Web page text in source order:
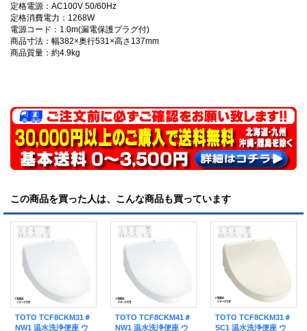
定格電源：AC100V 50/60Hz
定格消費電力：1268W
電源コード：1.0m(漏電保護プラグ付)
商品寸法：幅382×奥行531×高さ137mm
商品質量：約4.9kg
この商品を買った人は、こんな商品も買っています
TOTO TCF8CKM31＃
NW1 温水洗浄便座 ウ
TOTO TCF8CKM41＃
NW1 温水洗浄便座 ウ
TOTO TCF8CKM31＃
SC1 温水洗浄便座 ウ